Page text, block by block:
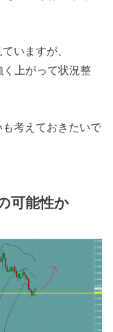
いますが、
上がって状況整
考えておきたいで
可能性か